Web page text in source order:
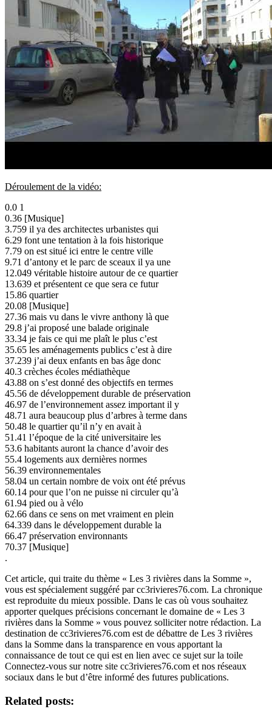
Déroulement de la vidéo:
0.0 1
0.36 [Musique]
3.759 il ya des architectes urbanistes qui
6.29 font une tentation à la fois historique
7.79 on est situé ici entre le centre ville
9.71 d’antony et le parc de sceaux il ya une
12.049 véritable histoire autour de ce quartier
13.639 et présentent ce que sera ce futur
15.86 quartier
20.08 [Musique]
27.36 mais vu dans le vivre anthony là que
29.8 j’ai proposé une balade originale
33.34 je fais ce qui me plaît le plus c’est
35.65 les aménagements publics c’est à dire
37.239 j’ai deux enfants en bas âge donc
40.3 crèches écoles médiathèque
43.88 on s’est donné des objectifs en termes
45.56 de développement durable de préservation
46.97 de l’environnement assez important il y
48.71 aura beaucoup plus d’arbres à terme dans
50.48 le quartier qu’il n’y en avait à
51.41 l’époque de la cité universitaire les
53.6 habitants auront la chance d’avoir des
55.4 logements aux dernières normes
56.39 environnementales
58.04 un certain nombre de voix ont été prévus
60.14 pour que l’on ne puisse ni circuler qu’à
61.94 pied ou à vélo
62.66 dans ce sens on met vraiment en plein
64.339 dans le développement durable la
66.47 préservation environnants
70.37 [Musique]
.
Cet article, qui traite du thème « Les 3 rivières dans la Somme »,
vous est spécialement suggéré par cc3rivieres76.com. La chronique
est reproduite du mieux possible. Dans le cas où vous souhaitez
apporter quelques précisions concernant le domaine de « Les 3
rivières dans la Somme » vous pouvez solliciter notre rédaction. La
destination de cc3rivieres76.com est de débattre de Les 3 rivières
dans la Somme dans la transparence en vous apportant la
connaissance de tout ce qui est en lien avec ce sujet sur la toile
Connectez-vous sur notre site cc3rivieres76.com et nos réseaux
sociaux dans le but d’être informé des futures publications.
Related posts: